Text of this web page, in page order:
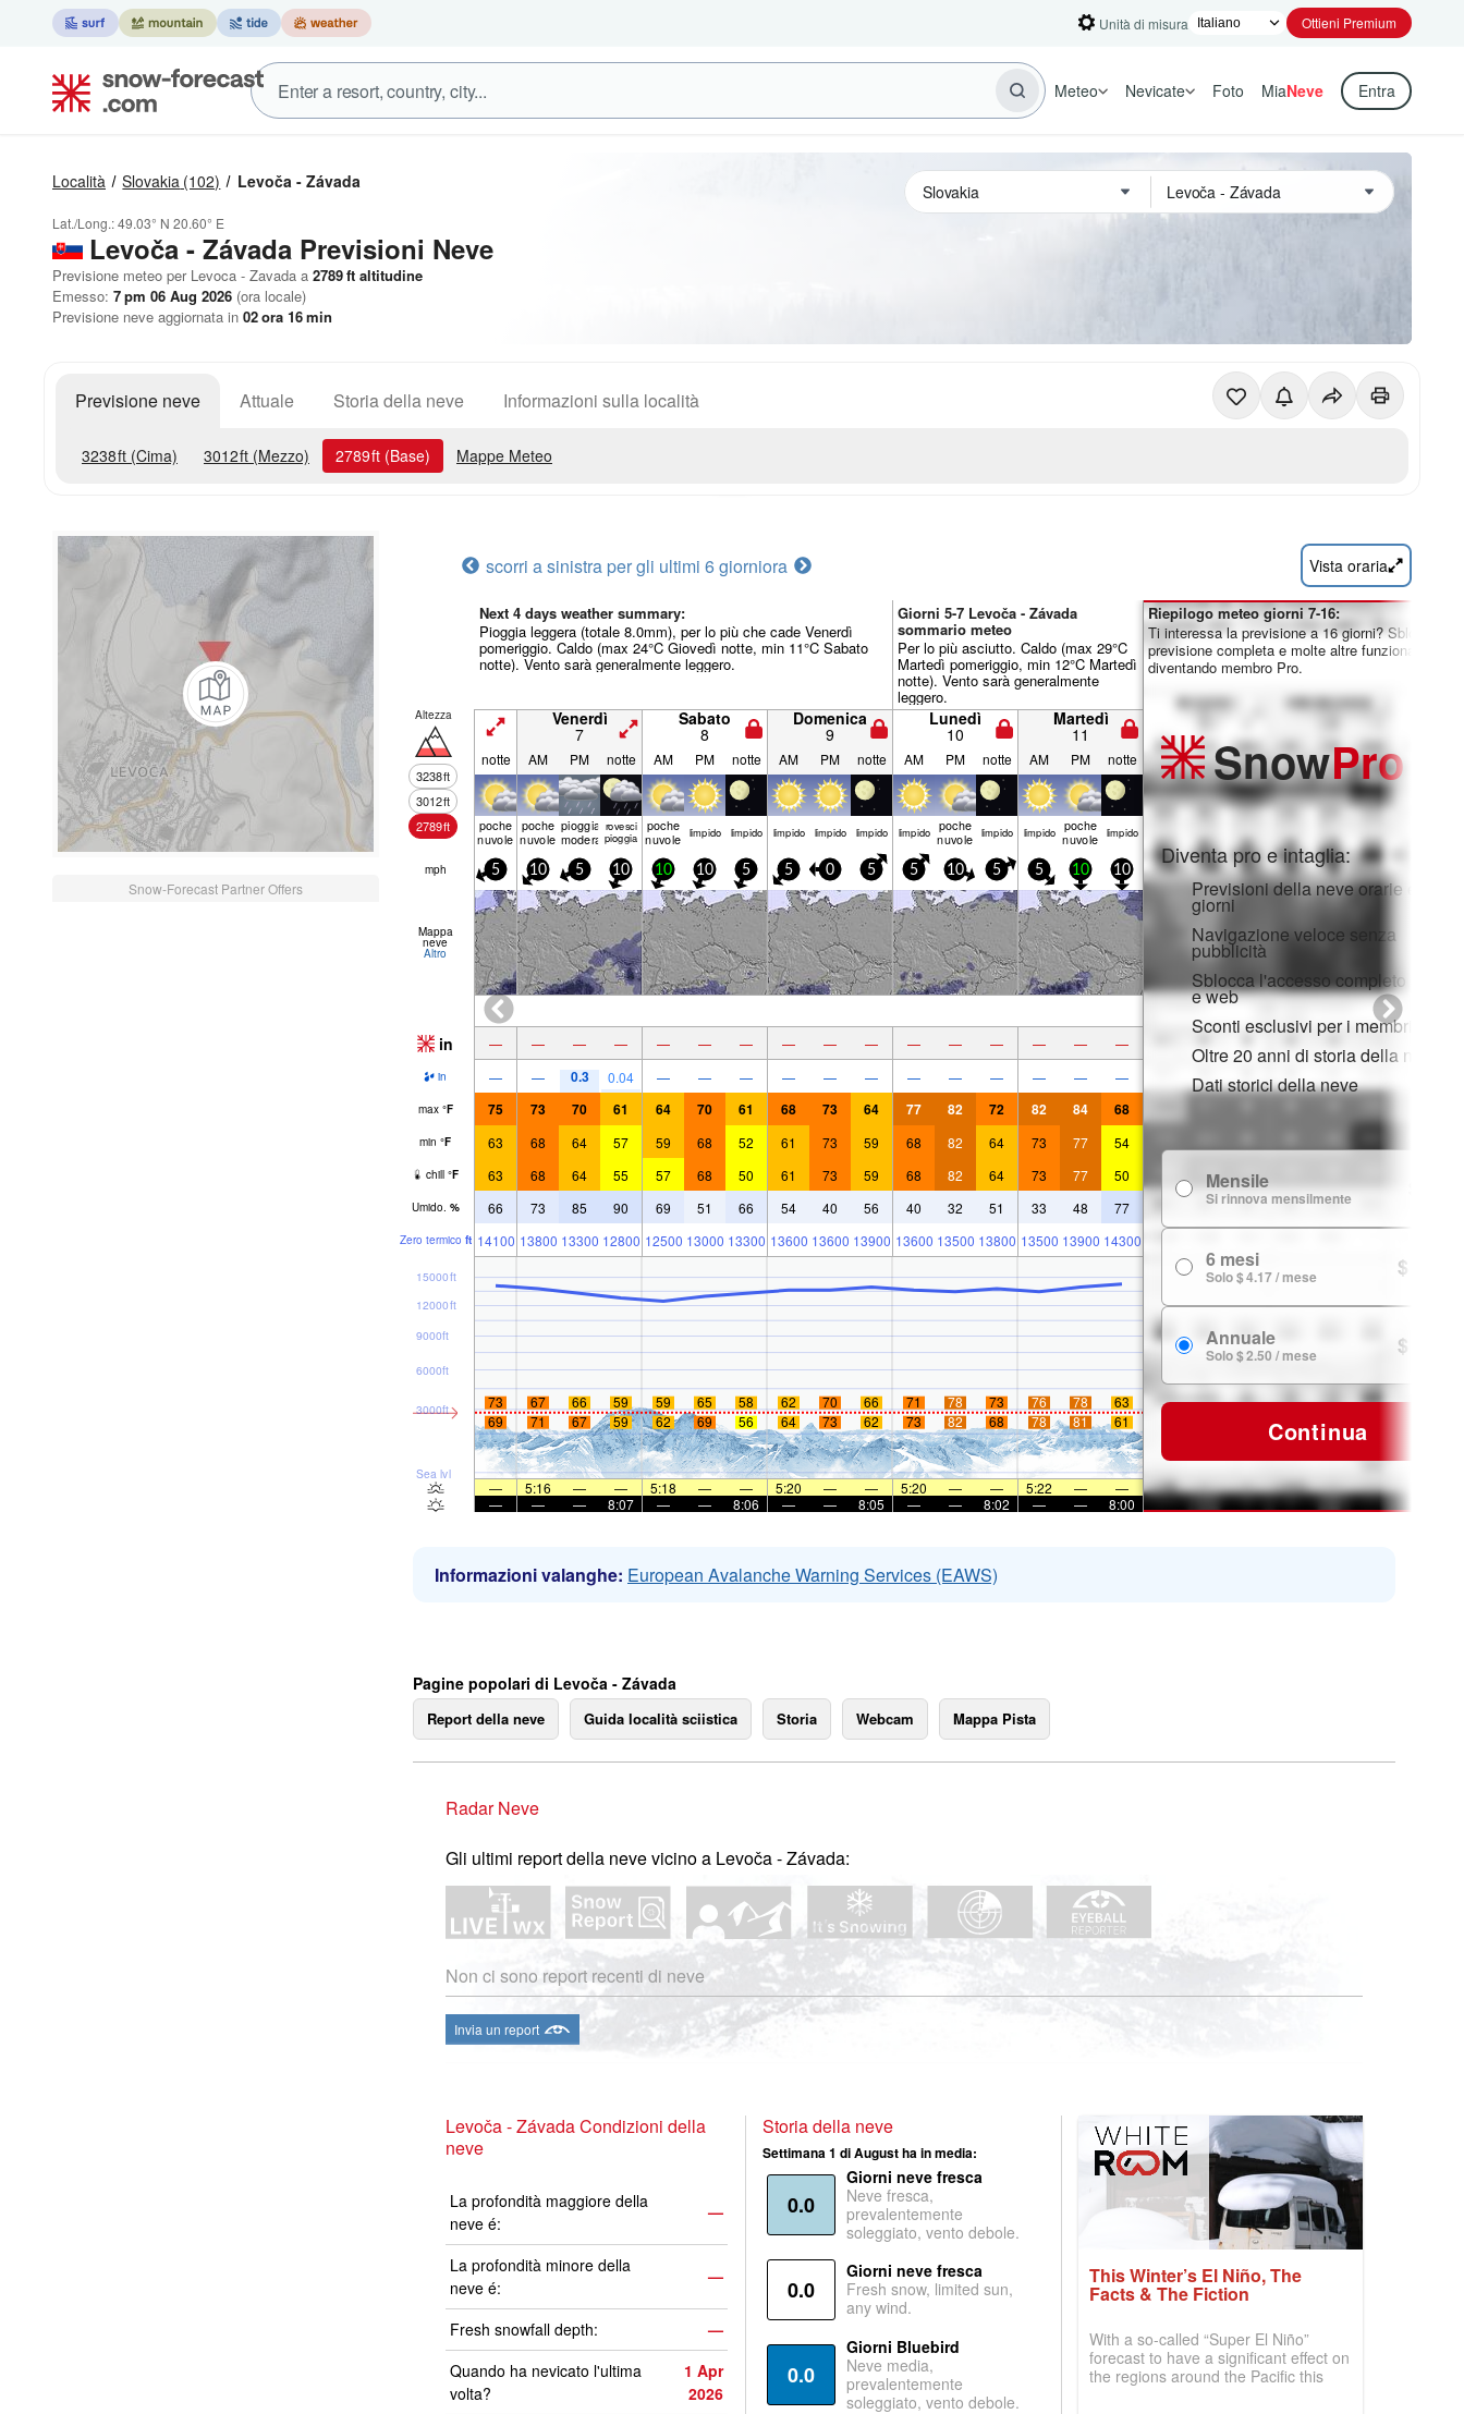
Unità di misura Ottieni Premium
Meteo Nevicate Foto MiaNeve Entra
Località Slovakia (102) Levoča - Závada
Lat./Long.:49.03° N 20.60° E
Levoča - Závada Previsioni Neve
Previsione meteo per Levoca - Zavada a 2789ft altitudine
Emesso: 7 pm 06 Aug 2026 (ora locale)
Previsione neve aggiornata in 02ora 16min
Previsione neve Attuale Storia della neve Informazioni sulla località
3238ft (Cima) 3012ft (Mezzo) 2789ft (Base) Mappe Meteo
Snow-Forecast Partner Offers
scorri a sinistra per gli ultimi 6 giorniora Vista oraria
Next 4 days weather summary:
Pioggia leggera (totale 8.0mm), per lo più che cade Venerdì
pomeriggio. Caldo (max 24°C Giovedì notte, min 11°C Sabato
notte). Vento sarà generalmente leggero.
Giorni 5-7 Levoča - Závada
sommario meteo
Per lo più asciutto. Caldo (max 29°C
Martedì pomeriggio, min 12°C Martedì
notte). Vento sarà generalmente
leggero.
Altezza
3238ft
3012ft
2789ft
Venerdì
7
Sabato
8
Domenica
9
Lunedì
10
Martedì
11
notte AM PM notte AM PM notte AM PM notte AM PM notte AM PM notte
poche
nuvole
poche
nuvole
pioggia
moderata
rovesci
pioggia
poche
nuvole limp­ido limp­ido limp­ido limp­ido limp­ido limp­ido poche
nuvole limp­ido limp­ido poche
nuvole limp­ido
mph 5 10 5 10 10 10 5 5 0 5 5 10 5 5 10 10
Mappa
neve
Altro
in — — — — — — — — — — — — — — — —
in — — 0.3 0.04 — — — — — — — — — — — —
max °F 75 73 70 61 64 70 61 68 73 64 77 82 72 82 84 68
min °F 63 68 64 57 59 68 52 61 73 59 68 82 64 73 77 54
chill °F 63 68 64 55 57 68 50 61 73 59 68 82 64 73 77 50
Umido. % 66 73 85 90 69 51 66 54 40 56 40 32 51 33 48 77
Zero termico ft 14100 13800 13300 12800 12500 13000 13300 13600 13600 13900 13600 13500 13800 13500 13900 14300
Sea lvl
3000ft
6000ft
9000ft
12000ft
15000ft
73 67 66 59 59 65 58 62 70 66 71 78 73 76 78
63
69
71 67 59 62 69 56 64 73 62 73 82 68 78 81 61
— 5:16 — — 5:18 — — 5:20 — — 5:20 — — 5:22 —
—
—
— — 8:07 — — 8:06 — — 8:05 — — 8:02 — — 8:00
Riepilogo meteo giorni 7-16:
Ti interessa la previsione a 16 giorni? Sblocca la
previsione completa e molte altre funzionalità
diventando membro Pro.
SnowPro
Diventa pro e intaglia:
Previsioni della neve orarie e a 16
giorni
Navigazione veloce senza
pubblicità
Sblocca l'accesso completo su app
e web
Sconti esclusivi per i membri
Oltre 20 anni di storia della neve
Dati storici della neve
Mensile
Si rinnova mensilmente
6 mesi
Solo $ 4.17 / mese $ 24.99
Annuale
Solo $ 2.50 / mese $ 29.99
Continua
Informazioni valanghe: European Avalanche Warning Services (EAWS)
Pagine popolari di Levoča - Závada
Report della neve Guida località sciistica Storia Webcam Mappa Pista
Radar Neve
Gli ultimi report della neve vicino a Levoča - Závada:
Non ci sono report recenti di neve
Invia un report
Levoča - Závada Condizioni della
neve
La profondità maggiore della
neve é:
—
La profondità minore della
neve é:
—
Fresh snowfall depth:
—
Quando ha nevicato l'ultima
volta?
1 Apr
2026
Storia della neve
Settimana 1 di August ha in media:
0.0
Giorni neve fresca
Neve fresca,
prevalentemente
soleggiato, vento debole.
0.0
Giorni neve fresca
Fresh snow, limited sun,
any wind.
0.0
Giorni Bluebird
Neve media,
prevalentemente
soleggiato, vento debole.
This Winter’s El Niño, The
Facts & The Fiction
With a so-called “Super El Niño”
forecast to have a significant effect on
the regions around the Pacific this